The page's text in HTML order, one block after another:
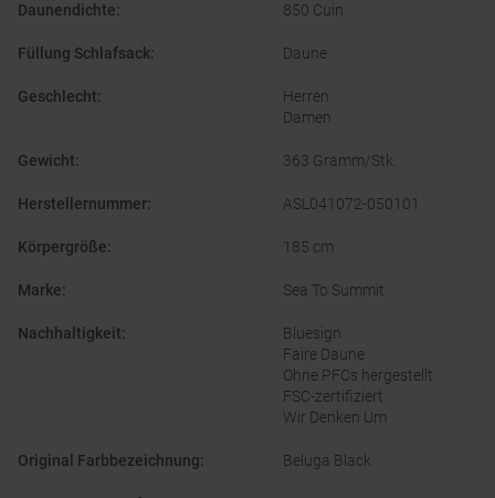
Daunendichte: 850 Cuin
Füllung Schlafsack: Daune
Geschlecht:
Herren
Damen
Gewicht: 363 Gramm/Stk.
Herstellernummer: ASL041072-050101
Körpergröße: 185 cm
Marke: Sea To Summit
Nachhaltigkeit:
Bluesign
Faire Daune
Ohne PFCs hergestellt
FSC-zertifiziert
Wir Denken Um
Original Farbbezeichnung: Beluga Black